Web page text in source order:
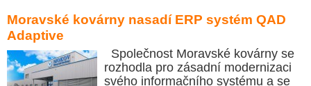
Moravské kovárny nasadí ERP systém QAD
Adaptive
Společnost Moravské kovárny se
rozhodla pro zásadní modernizaci
svého informačního systému a se